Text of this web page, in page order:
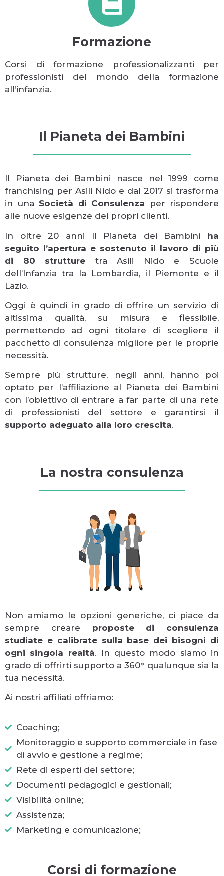
Formazione
Corsi di formazione professionalizzanti per
professionisti del mondo della formazione
all’infanzia.
Il Pianeta dei Bambini
Il Pianeta dei Bambini nasce nel 1999 come
franchising per Asili Nido e dal 2017 si trasforma
in una Società di Consulenza per rispondere
alle nuove esigenze dei propri clienti.
In oltre 20 anni Il Pianeta dei Bambini ha
seguito l’apertura e sostenuto il lavoro di più
di 80 strutture tra Asili Nido e Scuole
dell’Infanzia tra la Lombardia, il Piemonte e il
Lazio.
Oggi è quindi in grado di offrire un servizio di
altissima qualità, su misura e flessibile,
permettendo ad ogni titolare di scegliere il
pacchetto di consulenza migliore per le proprie
necessità.
Sempre più strutture, negli anni, hanno poi
optato per l’affiliazione al Pianeta dei Bambini
con l’obiettivo di entrare a far parte di una rete
di professionisti del settore e garantirsi il
supporto adeguato alla loro crescita.
La nostra consulenza
Non amiamo le opzioni generiche, ci piace da
sempre creare proposte di consulenza
studiate e calibrate sulla base dei bisogni di
ogni singola realtà. In questo modo siamo in
grado di offrirti supporto a 360° qualunque sia la
tua necessità.
Ai nostri affiliati offriamo:
Coaching;
Monitoraggio e supporto commerciale in fase
di avvio e gestione a regime;
Rete di esperti del settore;
Documenti pedagogici e gestionali;
Visibilità online;
Assistenza;
Marketing e comunicazione;
Corsi di formazione